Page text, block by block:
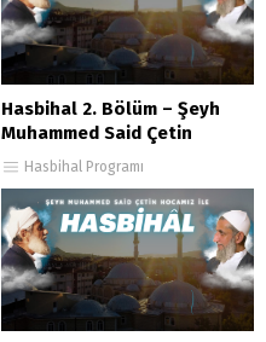
Hasbihal 2. Bölüm – Şeyh
Muhammed Said Çetin
Hasbihal Programı